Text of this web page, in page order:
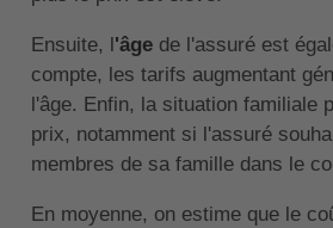
Ensuite, l'âgede l'assuré est
compte, les tarifs augmentant
l'âge. Enfin, la situation familiale
prix, notamment si l'assuré
membres de sa famille dans le
En moyenne, on estime que le